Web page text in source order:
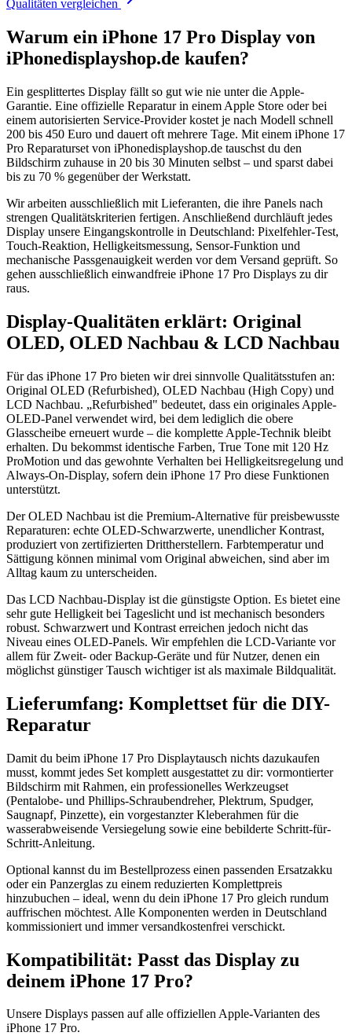
Qualitäten vergleichen
Warum ein iPhone 17 Pro Display von
iPhonedisplayshop.de kaufen?
Ein gesplittertes Display fällt so gut wie nie unter die Apple-
Garantie. Eine offizielle Reparatur in einem Apple Store oder bei
einem autorisierten Service-Provider kostet je nach Modell schnell
200 bis 450 Euro und dauert oft mehrere Tage. Mit einem iPhone 17
Pro Reparaturset von iPhonedisplayshop.de tauschst du den
Bildschirm zuhause in 20 bis 30 Minuten selbst – und sparst dabei
bis zu 70 % gegenüber der Werkstatt.
Wir arbeiten ausschließlich mit Lieferanten, die ihre Panels nach
strengen Qualitätskriterien fertigen. Anschließend durchläuft jedes
Display unsere Eingangskontrolle in Deutschland: Pixelfehler-Test,
Touch-Reaktion, Helligkeitsmessung, Sensor-Funktion und
mechanische Passgenauigkeit werden vor dem Versand geprüft. So
gehen ausschließlich einwandfreie iPhone 17 Pro Displays zu dir
raus.
Display-Qualitäten erklärt: Original
OLED, OLED Nachbau & LCD Nachbau
Für das iPhone 17 Pro bieten wir drei sinnvolle Qualitätsstufen an:
Original OLED (Refurbished), OLED Nachbau (High Copy) und
LCD Nachbau. „Refurbished" bedeutet, dass ein originales Apple-
OLED-Panel verwendet wird, bei dem lediglich die obere
Glasscheibe erneuert wurde – die komplette Apple-Technik bleibt
erhalten. Du bekommst identische Farben, True Tone mit 120 Hz
ProMotion und das gewohnte Verhalten bei Helligkeitsregelung und
Always-On-Display, sofern dein iPhone 17 Pro diese Funktionen
unterstützt.
Der OLED Nachbau ist die Premium-Alternative für preisbewusste
Reparaturen: echte OLED-Schwarzwerte, unendlicher Kontrast,
produziert von zertifizierten Drittherstellern. Farbtemperatur und
Sättigung können minimal vom Original abweichen, sind aber im
Alltag kaum zu unterscheiden.
Das LCD Nachbau-Display ist die günstigste Option. Es bietet eine
sehr gute Helligkeit bei Tageslicht und ist mechanisch besonders
robust. Schwarzwert und Kontrast erreichen jedoch nicht das
Niveau eines OLED-Panels. Wir empfehlen die LCD-Variante vor
allem für Zweit- oder Backup-Geräte und für Nutzer, denen ein
möglichst günstiger Tausch wichtiger ist als maximale Bildqualität.
Lieferumfang: Komplettset für die DIY-
Reparatur
Damit du beim iPhone 17 Pro Displaytausch nichts dazukaufen
musst, kommt jedes Set komplett ausgestattet zu dir: vormontierter
Bildschirm mit Rahmen, ein professionelles Werkzeugset
(Pentalobe- und Phillips-Schraubendreher, Plektrum, Spudger,
Saugnapf, Pinzette), ein vorgestanzter Kleberahmen für die
wasserabweisende Versiegelung sowie eine bebilderte Schritt-für-
Schritt-Anleitung.
Optional kannst du im Bestellprozess einen passenden Ersatzakku
oder ein Panzerglas zu einem reduzierten Komplettpreis
hinzubuchen – ideal, wenn du dein iPhone 17 Pro gleich rundum
auffrischen möchtest. Alle Komponenten werden in Deutschland
kommissioniert und immer versandkostenfrei verschickt.
Kompatibilität: Passt das Display zu
deinem iPhone 17 Pro?
Unsere Displays passen auf alle offiziellen Apple-Varianten des
iPhone 17 Pro.